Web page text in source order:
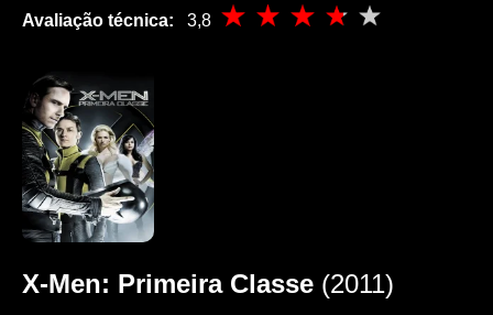
Avaliação técnica: 3,8
X-Men: Primeira Classe (2011)